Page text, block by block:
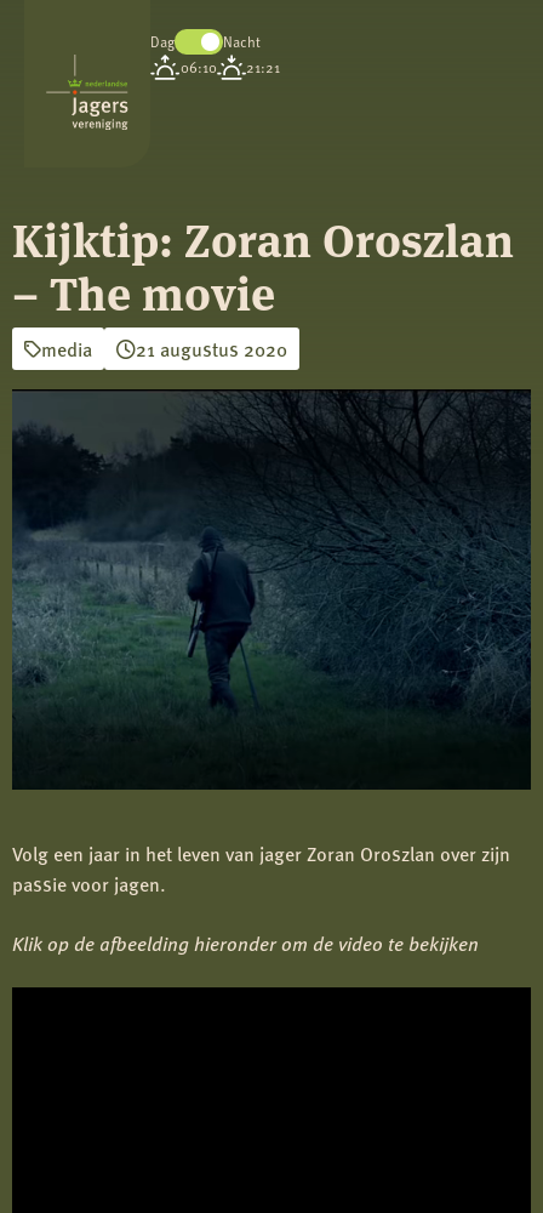
Koninklijke
Nederlandse
Jagersvereniging
Dag
Nacht
06:10
21:21
Kijktip: Zoran Oroszlan
– The movie
media 21 augustus 2020
Volg een jaar in het leven van jager Zoran Oroszlan over zijn
passie voor jagen.
Klik op de afbeelding hieronder om de video te bekijken